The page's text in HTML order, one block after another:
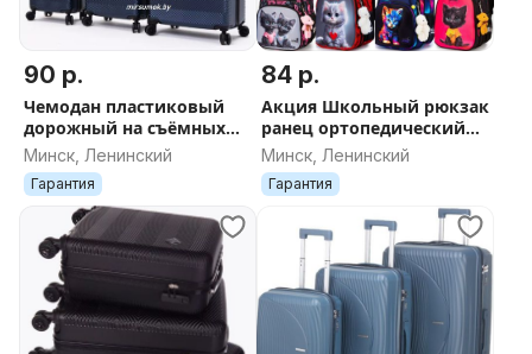
90 р.
Чемодан пластиковый
дорожный на съёмных
колесах новый в Минске
ДОСТАВКА поликарбонат
синий
Минск, Ленинский
Гарантия
84 р.
Акция Школьный рюкзак
ранец ортопедический
для начальных классов
для девочек и мальчиков
SkyName+ б
Минск, Ленинский
Гарантия